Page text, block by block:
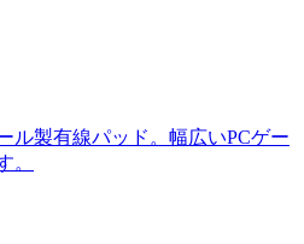
ル製有線パッド。幅広いPCゲー
。